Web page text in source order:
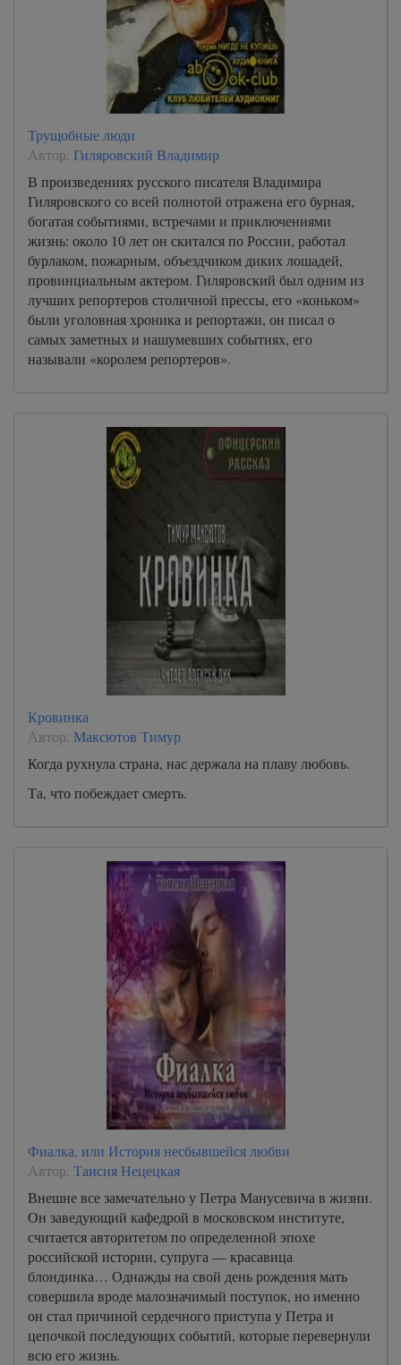
Трущобные люди
Автор: Гиляровский Владимир
В произведениях русского писателя Владимира
Гиляровского со всей полнотой отражена его бурная,
богатая событиями, встречами и приключениями
жизнь: около 10 лет он скитался по России, работал
бурлаком, пожарным, объездчиком диких лошадей,
провинциальным актером. Гиляровский был одним из
лучших репортеров столичной прессы, его «коньком»
были уголовная хроника и репортажи, он писал о
самых заметных и нашумевших событиях, его
называли «королем репортеров».
Кровинка
Автор: Максютов Тимур
Когда рухнула страна, нас держала на плаву любовь.
Та, что побеждает смерть.
Фиалка, или История несбывшейся любви
Автор: Таисия Нецецкая
Внешне все замечательно у Петра Манусевича в жизни.
Он заведующий кафедрой в московском институте,
считается авторитетом по определенной эпохе
российской истории, супруга — красавица
блондинка… Однажды на свой день рождения мать
совершила вроде малозначимый поступок, но именно
он стал причиной сердечного приступа у Петра и
цепочкой последующих событий, которые перевернули
всю его жизнь.